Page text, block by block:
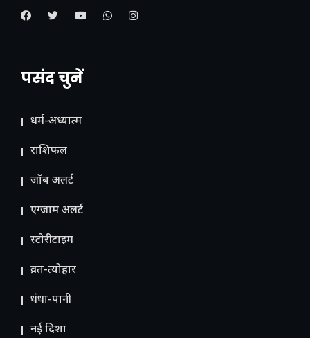
पसंद चुनें
धर्म-अध्यात्म
राशिफल
जॉब अलर्ट
एग्जाम अलर्ट
स्टोरीटाइम
व्रत-त्योहार
धंधा-पानी
नई दिशा